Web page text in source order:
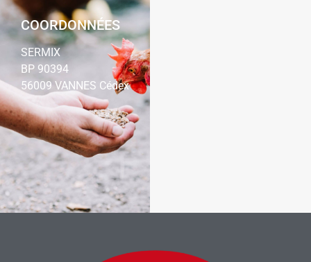
COORDONNÉES
SERMIX
BP 90394
56009 VANNES Cédex